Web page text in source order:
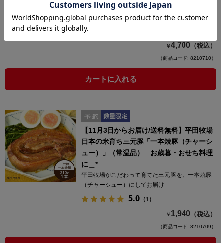
平田牧場がこだわって育てた三元豚を、一本焼豚
（チャーシュー）にしてお届け
￥4,700 （税込）
（商品コード: 8210710）
カートに入れる
【11月3日からお届け/送料無料】平田牧場
日本の米育ち三元豚「一本焼豚（チャーシ
ュー）」（常温品）｜お歳暮・おせち料理
に＿*
平田牧場がこだわって育てた三元豚を、一本焼豚
（チャーシュー）にしてお届け
5.0 （1）
￥ 1,940 （税込）
（商品コード: 8210709）